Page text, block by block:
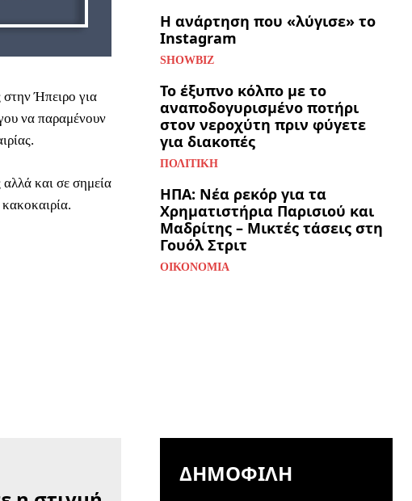
στην Ήπειρο για
να παραμένουν
αλλά και σε σημεία
Η ανάρτηση που «λύγισε» το
Instagram
SHOWBIZ
Το έξυπνο κόλπο με το
αναποδογυρισμένο ποτήρι
στον νεροχύτη πριν φύγετε
για διακοπές
ΠΟΛΙΤΙΚΉ
ΗΠΑ: Νέα ρεκόρ για τα
Χρηματιστήρια Παρισιού και
Μαδρίτης – Μικτές τάσεις στη
Γουόλ Στριτ
ΟΙΚΟΝΟΜΊΑ
ΔΗΜΟΦΙΛΉ